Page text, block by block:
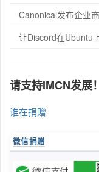
Canonical发布企业
让Discord在Ubuntu
请支持IMCN发展！
谁在捐赠
微信捐赠